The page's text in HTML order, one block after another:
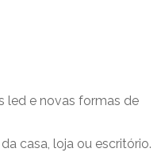
led e novas formas de
casa, loja ou escritório.